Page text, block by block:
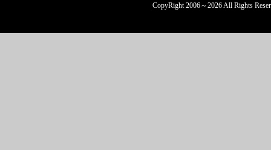
CopyRight 2006～2026 All Rights